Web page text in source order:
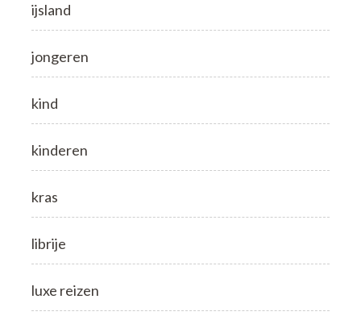
ijsland
jongeren
kind
kinderen
kras
librije
luxe reizen